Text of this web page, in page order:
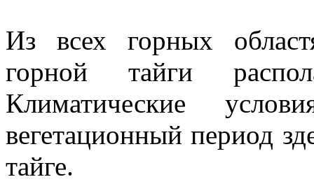
Из всех горных
горной тайги
Климатические
вегетационный период
тайге.